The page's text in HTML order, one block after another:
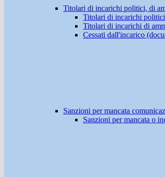
Titolari di incarichi politici, di
Titolari di incarichi
Titolari di incarichi di
Cessati dall'incarico
Sanzioni per mancata
Sanzioni per mancata o